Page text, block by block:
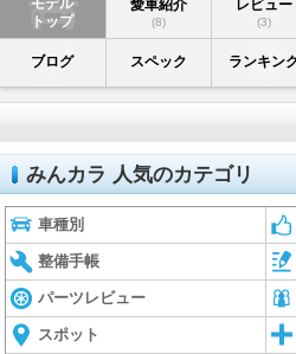
トップ
愛車紹介
(8)
レビュー
(3)
ブログ スペック ランキン
みんカラ 人気のカテゴリ
車種別
整備手帳
パーツレビュー
スポット